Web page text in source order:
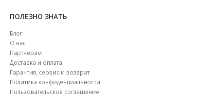
ПОЛЕЗНО ЗНАТЬ
Блог
О нас
Партнерам
Доставка и оплата
Гарантия, сервис и возврат
Политика конфиденциальности
Пользовательское соглашение